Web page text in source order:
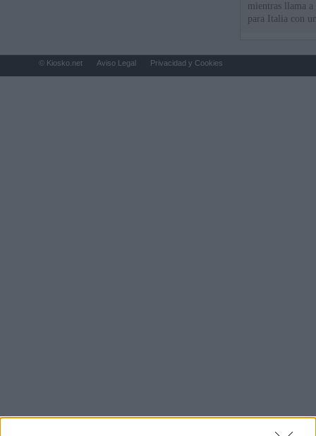
mientras llama
para Italia con
© Kiosko.net Aviso Legal Privacidad y Cookies